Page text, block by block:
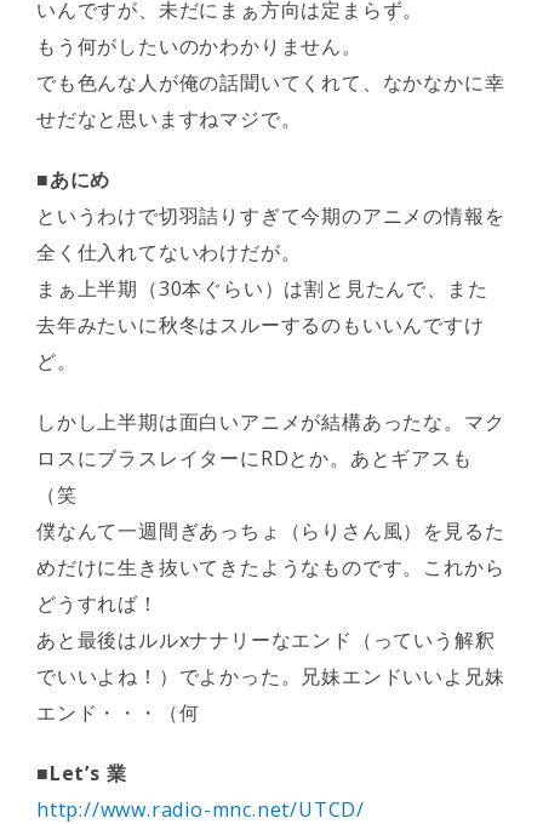
いんですが、未だにまぁ方向は定まらず。
もう何がしたいのかわかりません。
でも色んな人が俺の話聞いてくれて、なかなかに幸
せだなと思いますねマジで。
■あにめ
というわけで切羽詰りすぎて今期のアニメの情報を
全く仕入れてないわけだが。
まぁ上半期（30本ぐらい）は割と見たんで、また
去年みたいに秋冬はスルーするのもいいんですけ
ど。
しかし上半期は面白いアニメが結構あったな。マク
ロスにブラスレイターにRDとか。あとギアスも
（笑
僕なんて一週間ぎあっちょ（らりさん風）を見るた
めだけに生き抜いてきたようなものです。これから
どうすれば！
あと最後はルルxナナリーなエンド（っていう解釈
でいいよね！）でよかった。兄妹エンドいいよ兄妹
エンド・・・（何
■Let’s 業
http://www.radio-mnc.net/UTCD/